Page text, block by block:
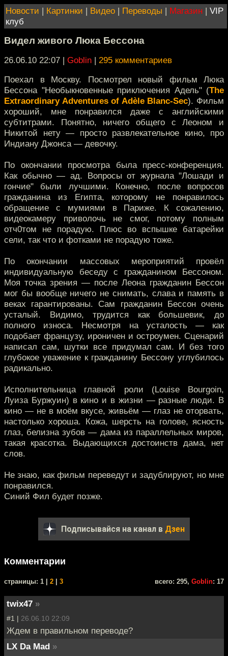
Новости | Картинки | Видео | Переводы | Магазин | VIP
клуб
Видел живого Люка Бессона
26.06.10 22:07 | Goblin | 295 комментариев
Поехал в Москву. Посмотрел новый фильм Люка
Бессона "Необыкновенные приключения Адель" (The
Extraordinary Adventures of Adèle Blanc-Sec). Фильм
хороший, мне понравился даже с английскими
субтитрами. Понятно, ничего общего с Леоном и
Никитой нету — просто развлекательное кино, про
Индиану Джонса — девочку.
По окончании просмотра была пресс-конференция.
Как обычно — ад. Вопросы от журнала "Лошади и
гончие" были лучшими. Конечно, после вопросов
гражданина из Египта, которому не понравилось
обращение с мумиями в Париже. К сожалению,
видеокамеру приволочь не смог, потому полным
отч0том не порадую. Плюс во вспышке батарейки
сели, так что и фотками не порадую тоже.
По окончании массовых мероприятий провёл
индивидуальную беседу с гражданином Бессоном.
Моя точка зрения — после Леона гражданин Бессон
мог бы вообще ничего не снимать, слава и память в
веках гарантированы. Сам гражданин Бессон очень
усталый. Видимо, трудится как большевик, до
полного износа. Несмотря на усталость — как
подобает французу, ироничен и остроумен. Сценарий
написал сам, шутки все придумал сам. И без того
глубокое уважение к гражданину Бессону углубилось
радикально.
Исполнительница главной роли (Louise Bourgoin,
Луиза Буржуин) в кино и в жизни — разные люди. В
кино — не в моём вкусе, живьём — глаз не оторвать,
настолько хороша. Кожа, шерсть на голове, ясность
глаз, белизна зубов — дама из параллельных миров,
такая красотка. Выдающихся достоинств дама, нет
слов.
Не знаю, как фильм переведут и задублируют, но мне
понравился.
Синий Фил будет позже.
Подписывайся на канал в Дзен
Комментарии
cтраницы: 1 | 2 3 всего: 295, Goblin: 17
twix47 »
#1 | 26.06.10 22:09
Ждем в правильном переводе?
LX Da Mad »